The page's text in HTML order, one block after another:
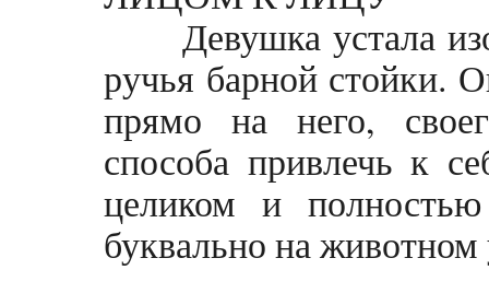
Девушка устала
ручья барной стойки.
прямо на него,
способа привлечь к
целиком и
буквально на животном